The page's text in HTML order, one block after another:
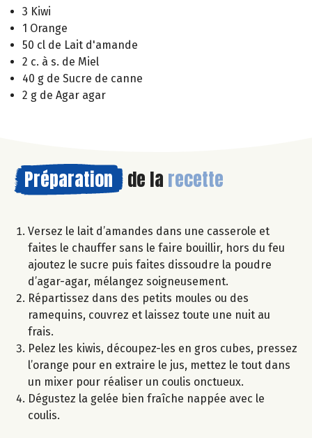
3 Kiwi
1 Orange
50 cl de Lait d'amande
2 c. à s. de Miel
40 g de Sucre de canne
2 g de Agar agar
Préparation de la recette
Versez le lait d’amandes dans une casserole et
faites le chauffer sans le faire bouillir, hors du feu
ajoutez le sucre puis faites dissoudre la poudre
d’agar-agar, mélangez soigneusement.
Répartissez dans des petits moules ou des
ramequins, couvrez et laissez toute une nuit au
frais.
Pelez les kiwis, découpez-les en gros cubes, pressez
l’orange pour en extraire le jus, mettez le tout dans
un mixer pour réaliser un coulis onctueux.
Dégustez la gelée bien fraîche nappée avec le
coulis.